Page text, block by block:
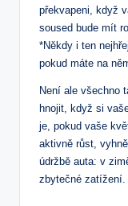
překvapeni, když
soused bude mít
*Někdy i ten
pokud máte na
Není ale všechno
hnojit, když si
je, pokud vaše
aktivně růst,
údržbě auta: v
zbytečné zatížení.